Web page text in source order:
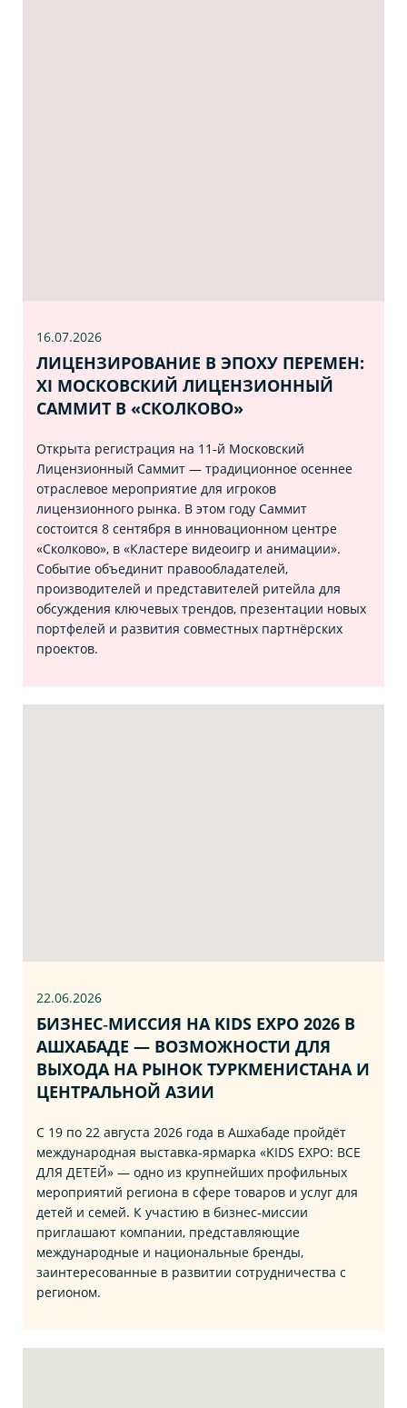
16.07.2026
ЛИЦЕНЗИРОВАНИЕ В ЭПОХУ ПЕРЕМЕН:
XI МОСКОВСКИЙ ЛИЦЕНЗИОННЫЙ
САММИТ В «СКОЛКОВО»
Открыта регистрация на 11‑й Московский
Лицензионный Саммит — традиционное осеннее
отраслевое мероприятие для игроков
лицензионного рынка. В этом году Саммит
состоится 8 сентября в инновационном центре
«Сколково», в «Кластере видеоигр и анимации».
Событие объединит правообладателей,
производителей и представителей ритейла для
обсуждения ключевых трендов, презентации новых
портфелей и развития совместных партнёрских
проектов.
22.06.2026
БИЗНЕС‑МИССИЯ НА KIDS EXPO 2026 В
АШХАБАДЕ — ВОЗМОЖНОСТИ ДЛЯ
ВЫХОДА НА РЫНОК ТУРКМЕНИСТАНА И
ЦЕНТРАЛЬНОЙ АЗИИ
С 19 по 22 августа 2026 года в Ашхабаде пройдёт
международная выставка‑ярмарка «KIDS EXPO: ВСЕ
ДЛЯ ДЕТЕЙ» — одно из крупнейших профильных
мероприятий региона в сфере товаров и услуг для
детей и семей. К участию в бизнес‑миссии
приглашают компании, представляющие
международные и национальные бренды,
заинтересованные в развитии сотрудничества с
регионом.